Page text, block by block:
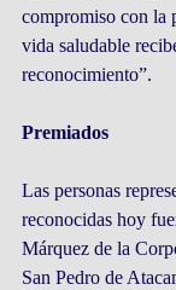
compromiso con la
vida saludable
reconocimiento”.
Premiados
Las personas
reconocidas hoy
Márquez de la
San Pedro de